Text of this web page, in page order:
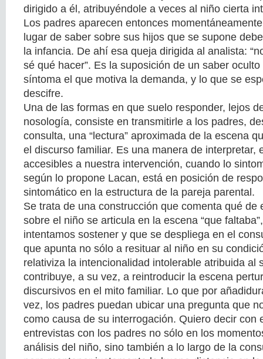
dirigido a él, atribuyéndole a veces al niño cierta
Los padres aparecen entonces
lugar de saber sobre sus hijos que se supone
la infancia. De ahí esa queja dirigida al analista:
sé qué hacer”. Es la suposición de un saber
síntoma el que motiva la demanda, y lo que se
descifre.
Una de las formas en que suelo responder, lejos
nosología, consiste en transmitirle a los padres,
consulta, una “lectura” aproximada de la escena
el discurso familiar. Es una manera de interpretar,
accesibles a nuestra intervención, cuando lo
según lo propone Lacan, está en posición de
sintomático en la estructura de la pareja parental.
Se trata de una construcción que comenta qué de
sobre el niño se articula en la escena “que
intentamos sostener y que se despliega en el
que apunta no sólo a resituar al niño en su
relativiza la intencionalidad intolerable atribuida al
contribuye, a su vez, a reintroducir la escena
discursivos en el mito familiar. Lo que por
vez, los padres puedan ubicar una pregunta que
como causa de su interrogación. Quiero decir con
entrevistas con los padres no sólo en los
análisis del niño, sino también a lo largo de la